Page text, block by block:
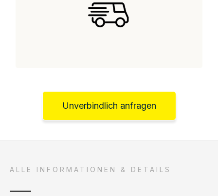
Unverbindlich anfragen
ALLE INFORMATIONEN & DETAILS